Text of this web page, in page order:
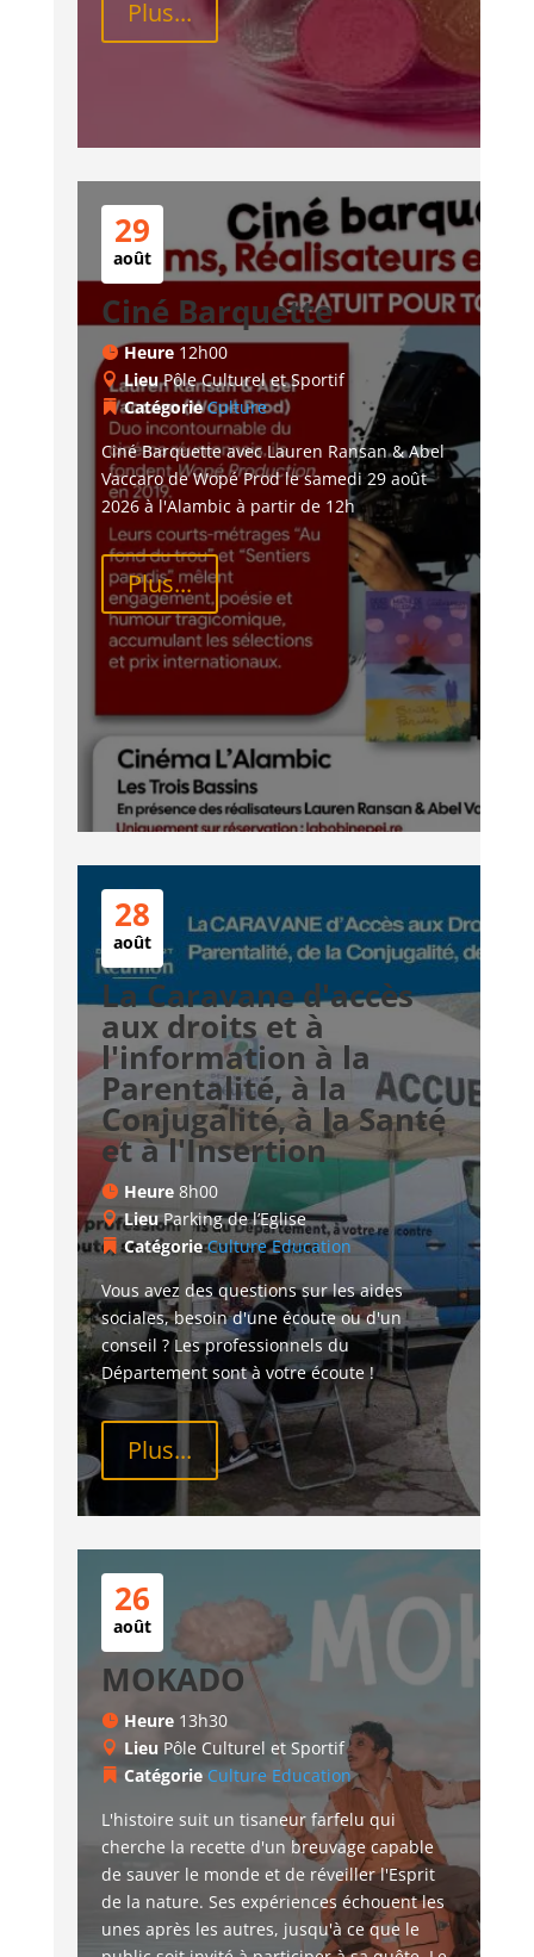
Plus...
29
août
Ciné Barquette
Heure 12h00
LieuPôle Culturel et Sportif
CatégorieCulture
Ciné Barquette avec Lauren Ransan & Abel
Vaccaro de Wopé Prod le samedi 29 août
2026 à l'Alambic à partir de 12h
Plus...
28
août
La Caravane d'accès
aux droits et à
l'information à la
Parentalité, à la
Conjugalité, à la Santé
et à l'Insertion
Heure 8h00
LieuParking de l’Eglise
CatégorieCulture Education
Vous avez des questions sur les aides
sociales, besoin d'une écoute ou d'un
conseil ? Les professionnels du
Département sont à votre écoute !
Plus...
26
août
MOKADO
Heure 13h30
Lieu Pôle Culturel et Sportif
Catégorie Culture Education
L'histoire suit un tisaneur farfelu qui
cherche la recette d'un breuvage capable
de sauver le monde et de réveiller l'Esprit
de la nature. Ses expériences échouent les
unes après les autres, jusqu'à ce que le